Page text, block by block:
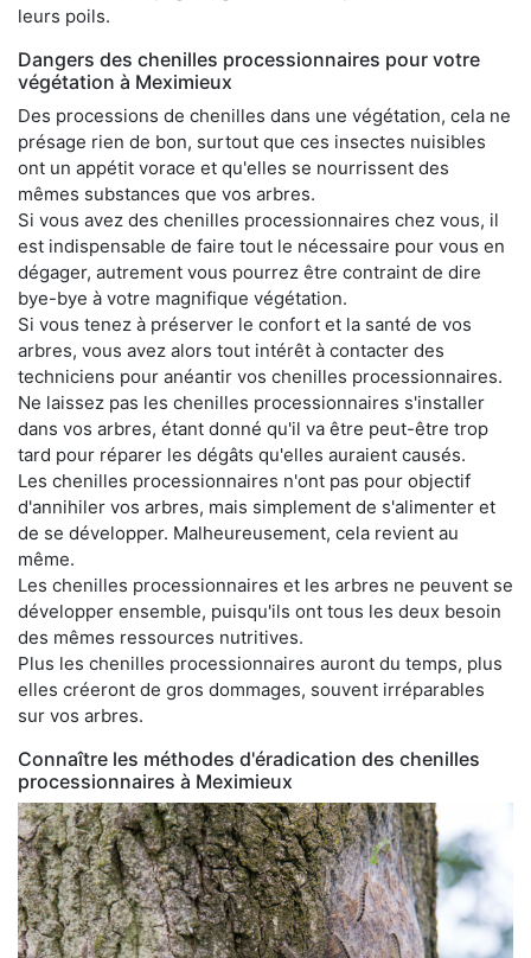
leurs poils.
Dangers des chenilles processionnaires pour votre
végétation à Meximieux
Des processions de chenilles dans une végétation, cela ne
présage rien de bon, surtout que ces insectes nuisibles
ont un appétit vorace et qu'elles se nourrissent des
mêmes substances que vos arbres.
Si vous avez des chenilles processionnaires chez vous, il
est indispensable de faire tout le nécessaire pour vous en
dégager, autrement vous pourrez être contraint de dire
bye-bye à votre magnifique végétation.
Si vous tenez à préserver le confort et la santé de vos
arbres, vous avez alors tout intérêt à contacter des
techniciens pour anéantir vos chenilles processionnaires.
Ne laissez pas les chenilles processionnaires s'installer
dans vos arbres, étant donné qu'il va être peut-être trop
tard pour réparer les dégâts qu'elles auraient causés.
Les chenilles processionnaires n'ont pas pour objectif
d'annihiler vos arbres, mais simplement de s'alimenter et
de se développer. Malheureusement, cela revient au
même.
Les chenilles processionnaires et les arbres ne peuvent se
développer ensemble, puisqu'ils ont tous les deux besoin
des mêmes ressources nutritives.
Plus les chenilles processionnaires auront du temps, plus
elles créeront de gros dommages, souvent irréparables
sur vos arbres.
Connaître les méthodes d'éradication des chenilles
processionnaires à Meximieux